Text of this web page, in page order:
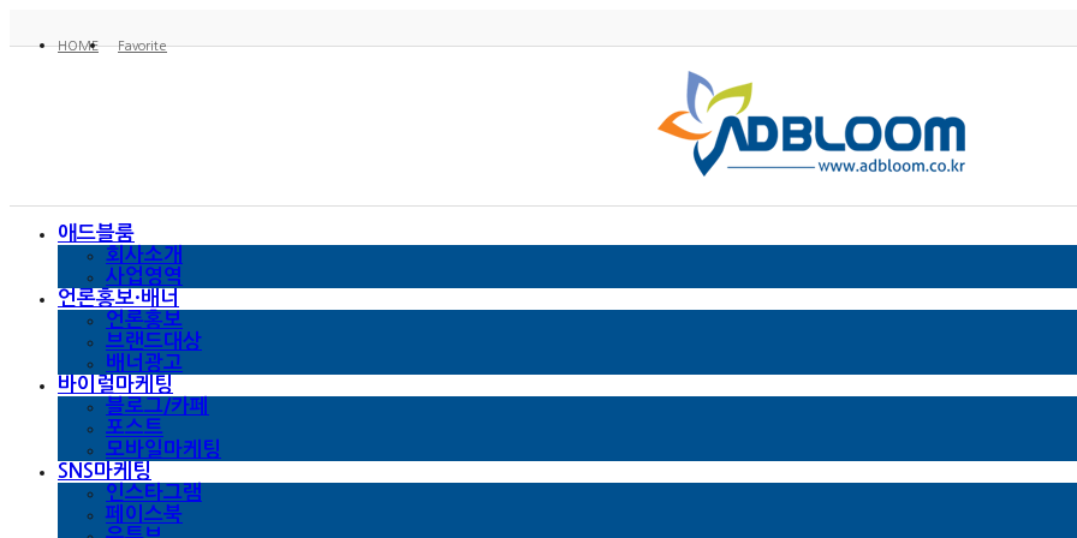
HOME
Favorite
애드블룸
회사소개
사업영역
언론홍보·배너
언론홍보
브랜드대상
배너광고
바이럴마케팅
블로그/카페
포스트
모바일마케팅
SNS마케팅
인스타그램
페이스북